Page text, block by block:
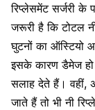
रिप्लेसमेंट सर्जरी के
जरूरी है कि टोटल
घुटनों का ऑस्टियो
इसके कारण डैमेज हो
सलाह देते हैं। वहीं,
जाते हैं तो भी नी